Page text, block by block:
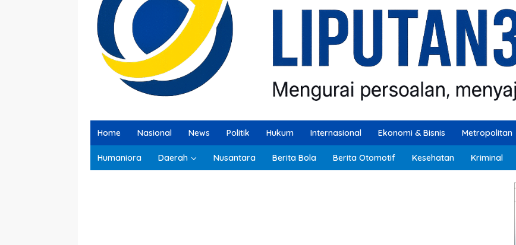
Home Nasional News Politik Hukum Internasional Ekonomi & Bisnis Metropolitan
Humaniora Daerah Nusantara Berita Bola Berita Otomotif Kesehatan Kriminal